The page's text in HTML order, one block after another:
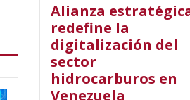
Alianza
redefine la
digitalización del
sector
hidrocarburos en
Venezuela